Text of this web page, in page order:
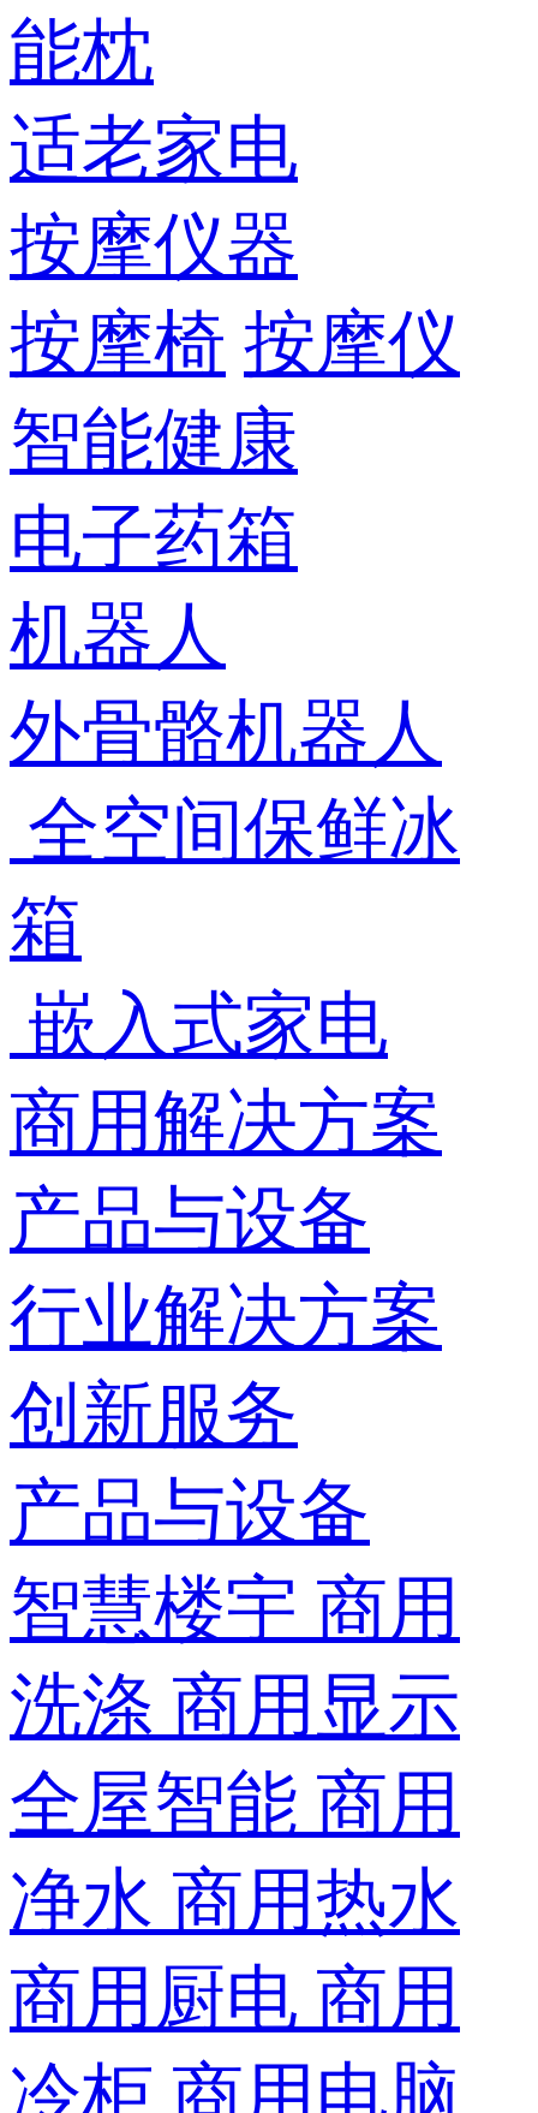
能枕
适老家电
按摩仪器
按摩椅 按摩仪
智能健康
电子药箱
机器人
外骨骼机器人
全空间保鲜冰
箱
嵌入式家电
商用解决方案
产品与设备
行业解决方案
创新服务
产品与设备
智慧楼宇 商用
洗涤 商用显示
全屋智能 商用
净水 商用热水
商用厨电 商用
冷柜 商用电脑